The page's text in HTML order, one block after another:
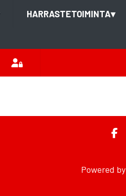
HARRASTETOIMINTA▾
Powered by